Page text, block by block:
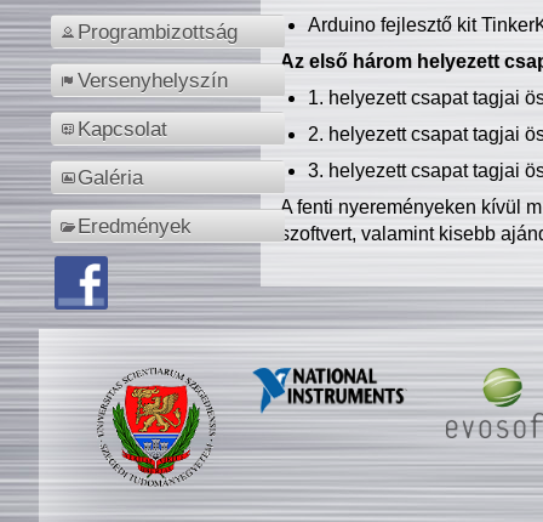
Programbizottság
Versenyhelyszín
Kapcsolat
Galéria
Eredmények
Arduino fejlesztő kit
Az első három helyezett
1. helyezett csapat tagjai
2. helyezett csapat tagjai
3. helyezett csapat tagjai
A fenti nyereményeken kívül
szoftvert, valamint kisebb